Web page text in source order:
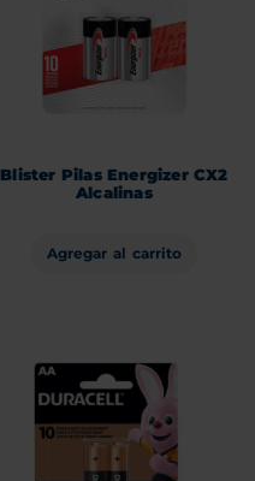
Blister Pilas Energizer CX2
Alcalinas
Agregar al carrito